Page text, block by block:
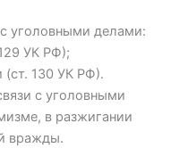
уголовными делами:
УК РФ);
130 УК РФ).
с уголовными
в разжигании
вражды.